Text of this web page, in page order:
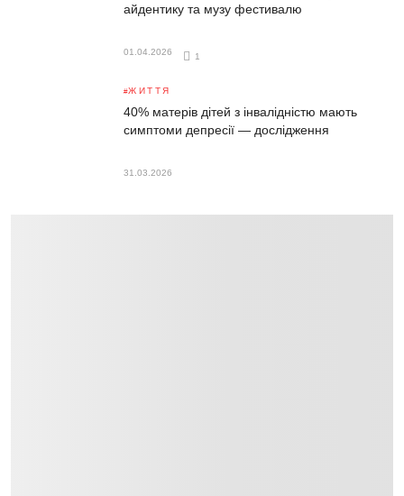
айдентику та музу фестивалю
01.04.2026
1
ЖИТТЯ
40% матерів дітей з інвалідністю мають
симптоми депресії — дослідження
31.03.2026